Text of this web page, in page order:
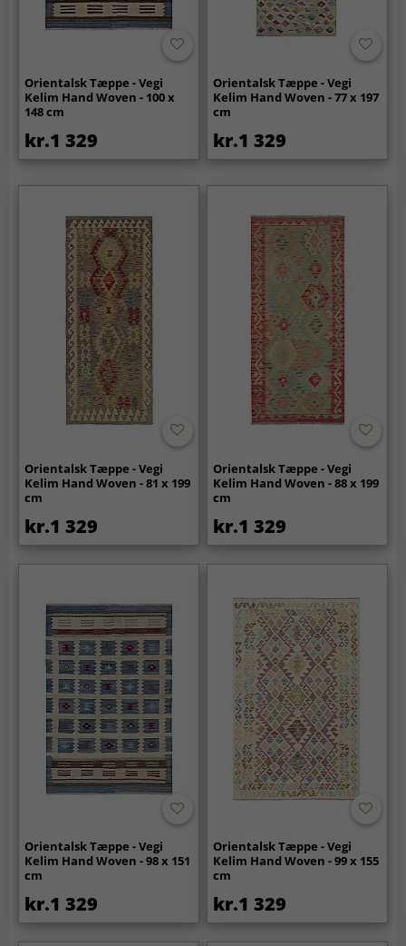
Orientalsk Tæppe - Vegi
Kelim Hand Woven - 100 x
148 cm
kr.1 329
Orientalsk Tæppe - Vegi
Kelim Hand Woven - 77 x 197
cm
kr.1 329
Orientalsk Tæppe - Vegi
Kelim Hand Woven - 81 x 199
cm
kr.1 329
Orientalsk Tæppe - Vegi
Kelim Hand Woven - 88 x 199
cm
kr.1 329
Orientalsk Tæppe - Vegi
Kelim Hand Woven - 98 x 151
cm
kr.1 329
Orientalsk Tæppe - Vegi
Kelim Hand Woven - 99 x 155
cm
kr.1 329